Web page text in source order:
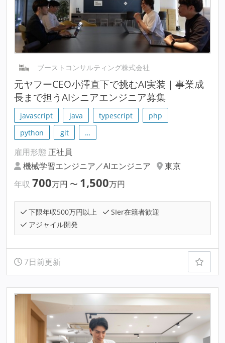
ブーストコンサルティング株式会社
元ヤフーCEO小澤直下で挑むAI実装｜事業成
長まで担うAIシニアエンジニア募集
javascript java typescript
php
python
git …
雇用形態 正社員
機械学習エンジニア／AIエンジニア
東京
年収 700万円 〜 1,500万円
下限年収500万円以上
SIer在籍者歓迎
アジャイル開発
7日前更新